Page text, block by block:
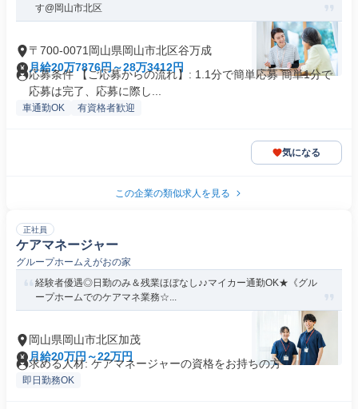
す@岡山市北区
〒700-0071岡山県岡山市北区谷万成
月給20万7876円～28万3412円
応募条件 【ご応募からの流れ】: 1.1分で簡単応募 簡単1分で
応募は完了、応募に際し...
車通勤OK 有資格者歓迎
気になる
この企業の類似求人を見る
正社員
ケアマネージャー
グループホームえがおの家
経験者優遇◎日勤のみ＆残業ほぼなし♪♪マイカー通勤OK★《グル
ープホームでのケアマネ業務☆...
岡山県岡山市北区加茂
月給20万円～22万円
求める人材: ケアマネージャーの資格をお持ちの方
即日勤務OK